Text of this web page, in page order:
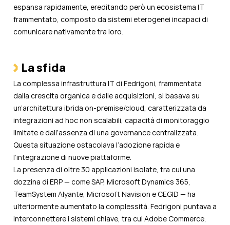
espansa rapidamente, ereditando però un ecosistema IT
frammentato, composto da sistemi eterogenei incapaci di
comunicare nativamente tra loro.
La sfida
La complessa infrastruttura IT di Fedrigoni, frammentata
dalla crescita organica e dalle acquisizioni, si basava su
un’architettura ibrida on-premise/cloud, caratterizzata da
integrazioni ad hoc non scalabili, capacità di monitoraggio
limitate e dall’assenza di una governance centralizzata.
Questa situazione ostacolava l’adozione rapida e
l’integrazione di nuove piattaforme.
La presenza di oltre 30 applicazioni isolate, tra cui una
dozzina di ERP — come SAP, Microsoft Dynamics 365,
TeamSystem Alyante, Microsoft Navision e CEGID — ha
ulteriormente aumentato la complessità. Fedrigoni puntava a
interconnettere i sistemi chiave, tra cui Adobe Commerce,